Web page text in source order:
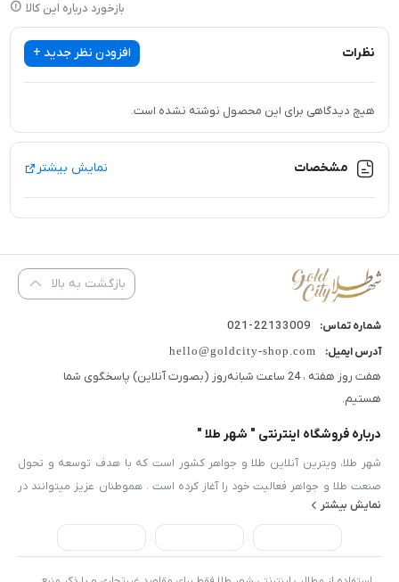
بازخورد درباره این کالا
نظرات افزودن نظر جدید +
هیچ دیدگاهی برای این محصول نوشته نشده است.
مشخصات نمایش بیشتر
بازگشت به بالا
شماره تماس: 22133009-021
آدرس ایمیل: hello@goldcity-shop.com
هفت روز هفته ، 24 ساعت شبانه‌روز (بصورت آنلاین) پاسخگوی شما
هستیم.
درباره فروشگاه اینترنتی " شهر طلا "
شهر طلا، ویترین آنلاین طلا و جواهر کشور است که با هدف توسعه و تحول
صنعت طلا و جواهر فعالیت خود را آغاز کرده است . هموطنان عزیز میتوانند در
هر لحظه از شبانه روز از فروشگاههای معتبر طلا و جواهر ایران دیدن فرمایند و با
بررسی ، مقایسه و انتخاب محصول مورد نظر خود ، لذت یک انتخاب هوشمندانه
را تجربه کنند.تولید کنندگان و فروشندگان طلا و جواهر نیز میتوانند با ثبت نام در
نمایش بیشتر